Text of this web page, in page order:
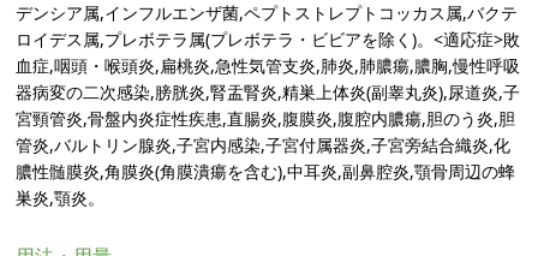
デンシア属,インフルエンザ菌,ペプトストレプトコッカス属,バクテ
ロイデス属,プレボテラ属(プレボテラ・ビビアを除く)。<適応症>敗
血症,咽頭・喉頭炎,扁桃炎,急性気管支炎,肺炎,肺膿瘍,膿胸,慢性呼吸
器病変の二次感染,膀胱炎,腎盂腎炎,精巣上体炎(副睾丸炎),尿道炎,子
宮頸管炎,骨盤内炎症性疾患,直腸炎,腹膜炎,腹腔内膿瘍,胆のう炎,胆
管炎,バルトリン腺炎,子宮内感染,子宮付属器炎,子宮旁結合織炎,化
膿性髄膜炎,角膜炎(角膜潰瘍を含む),中耳炎,副鼻腔炎,顎骨周辺の蜂
巣炎,顎炎。